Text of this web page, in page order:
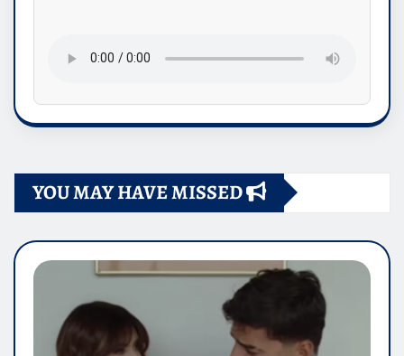
YOU MAY HAVE MISSED